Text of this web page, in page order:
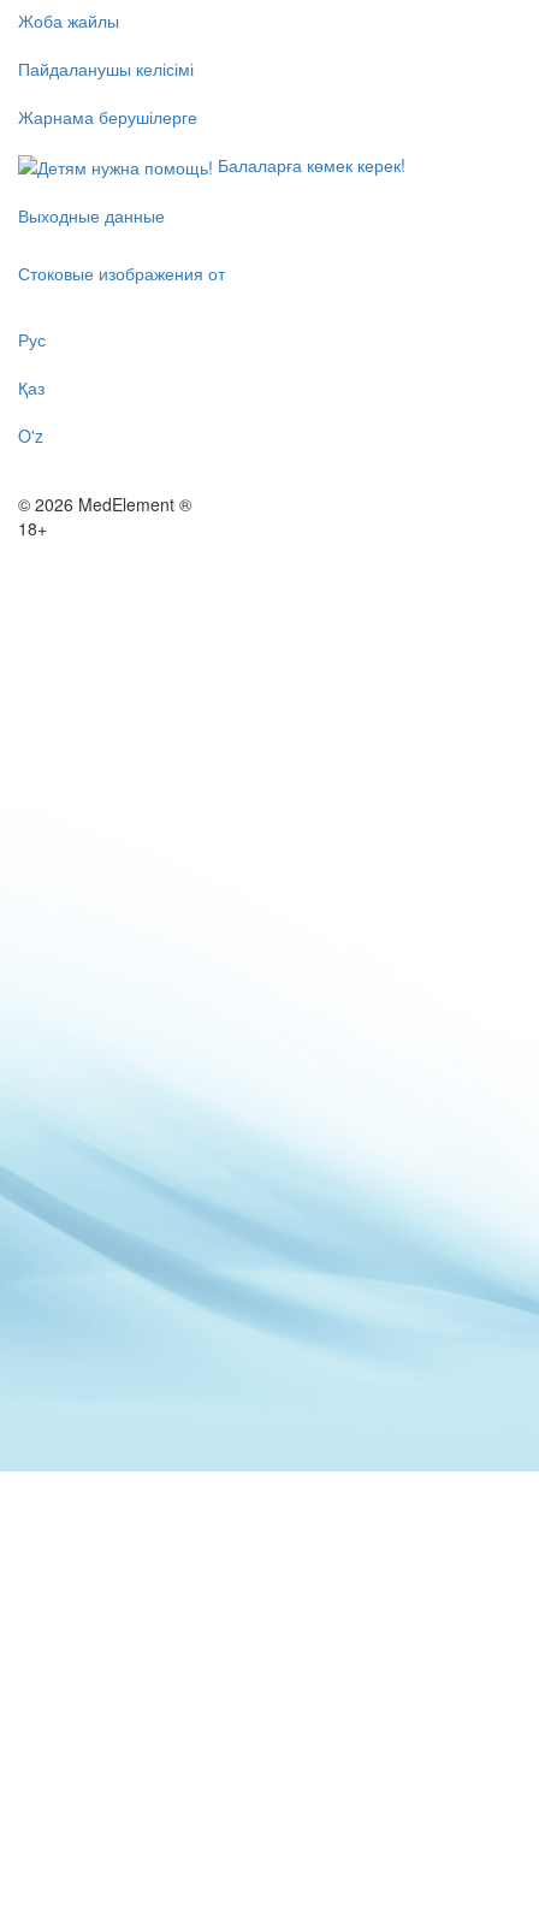
Жоба жайлы
Пайдаланушы келісімі
Жарнама берушілерге
Балаларға көмек керек!
Выходные данные
Стоковые изображения от
Рус
Қаз
O'z
© 2026 MedElement ®
18+